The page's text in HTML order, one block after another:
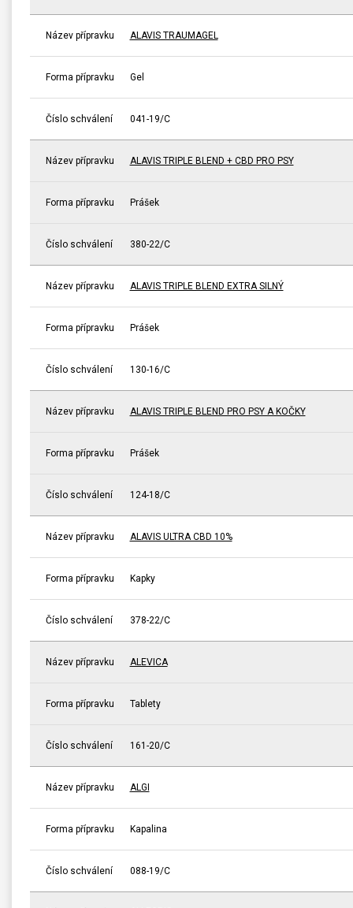
Název přípravku ALAVIS TRAUMAGEL
Forma přípravku Gel
Číslo schválení 041-19/C
Název přípravku ALAVIS TRIPLE BLEND + CBD PRO PSY
Forma přípravku Prášek
Číslo schválení 380-22/C
Název přípravku ALAVIS TRIPLE BLEND EXTRA SILNÝ
Forma přípravku Prášek
Číslo schválení 130-16/C
Název přípravku ALAVIS TRIPLE BLEND PRO PSY A KOČKY
Forma přípravku Prášek
Číslo schválení 124-18/C
Název přípravku ALAVIS ULTRA CBD 10%
Forma přípravku Kapky
Číslo schválení 378-22/C
Název přípravku ALEVICA
Forma přípravku Tablety
Číslo schválení 161-20/C
Název přípravku ALGI
Forma přípravku Kapalina
Číslo schválení 088-19/C